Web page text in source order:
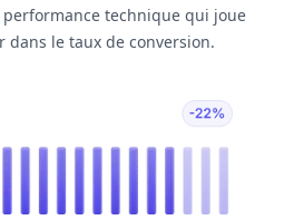
technique qui joue
dans le taux de conversion.